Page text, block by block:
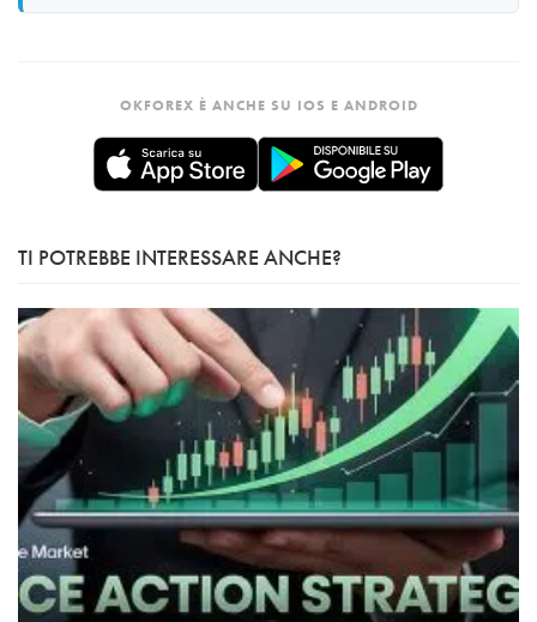
OKFOREX È ANCHE SU IOS E ANDROID
TI POTREBBE INTERESSARE ANCHE?